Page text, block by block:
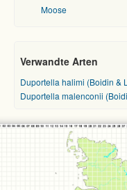
Moose
Verwandte Arten
Duportella halimi (Boidin &
Duportella malenconii